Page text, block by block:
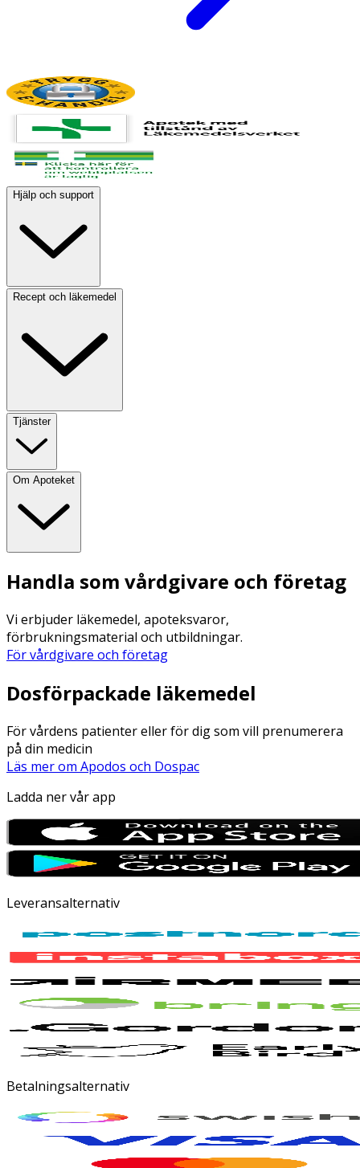
Hjälp och support
Recept och läkemedel
Tjänster
Om Apoteket
Handla som vårdgivare och företag
Vi erbjuder läkemedel, apoteksvaror,
förbrukningsmaterial och utbildningar.
För vårdgivare och företag
Dosförpackade läkemedel
För vårdens patienter eller för dig som vill prenumerera
på din medicin
Läs mer om Apodos och Dospac
Ladda ner vår app
Leveransalternativ
Betalningsalternativ